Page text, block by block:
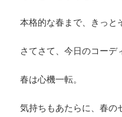
本格的な春まで、きっと
さてさて、今日のコーデ
春は心機一転。
気持ちもあたらに、春の